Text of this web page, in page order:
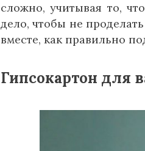
сложно, учитывая то,
дело, чтобы не
вместе, как правильно
Гипсокартон для